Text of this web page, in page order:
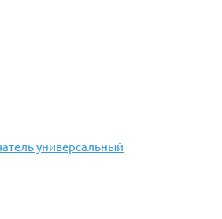
универсальный